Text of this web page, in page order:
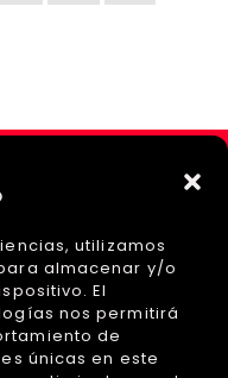
utilizamos
almacenar y/o
El
nos permitirá
de
únicas en este